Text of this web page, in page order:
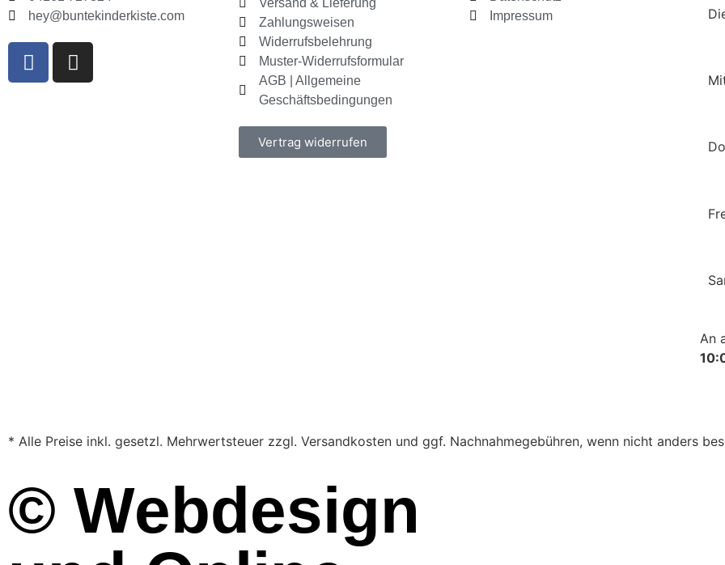
hey@buntekinderkiste.com
Versand & Lieferung
Zahlungsweisen
Widerrufsbelehrung
Muster-Widerrufsformular
AGB | Allgemeine
Geschäftsbedingungen
Vertrag widerrufen
Impressum
An
* Alle Preise inkl. gesetzl. Mehrwertsteuer zzgl. Versandkosten und ggf. Nachnahmegebühren, wenn nicht anders
© Webdesign